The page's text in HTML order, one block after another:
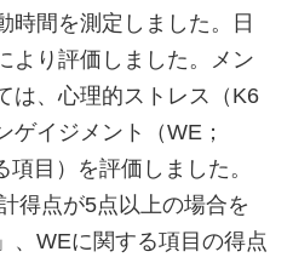
時間を測定しました。日
より評価しました。メン
は、心理的ストレス（K6
ゲイジメント（WE；
目）を評価しました。
得点が5点以上の場合を
、WEに関する項目の得点